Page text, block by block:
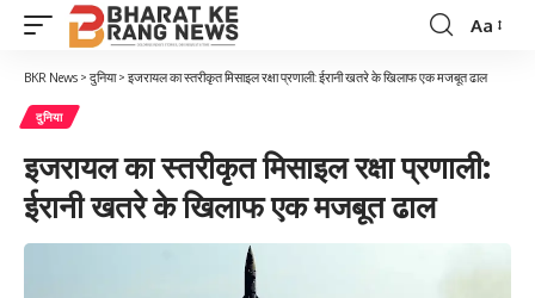
Font
Aa
BKR News > दुनिया> इजरायल का स्तरीकृत मिसाइल रक्षा प्रणाली: ईरानी खतरे के खिलाफ एक मजबूत ढाल
दुनिया
इजरायल का स्तरीकृत मिसाइल रक्षा प्रणाली:
ईरानी खतरे के खिलाफ एक मजबूत ढाल